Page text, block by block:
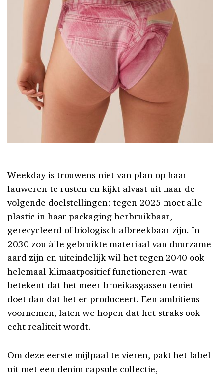
Weekday is trouwens niet van plan op haar
lauweren te rusten en kijkt alvast uit naar de
volgende doelstellingen: tegen 2025 moet alle
plastic in haar packaging herbruikbaar,
gerecycleerd of biologisch afbreekbaar zijn. In
2030 zou àlle gebruikte materiaal van duurzame
aard zijn en uiteindelijk wil het tegen 2040 ook
helemaal klimaatpositief functioneren -wat
betekent dat het meer broeikasgassen teniet
doet dan dat het er produceert. Een ambitieus
voornemen, laten we hopen dat het straks ook
echt realiteit wordt.
Om deze eerste mijlpaal te vieren, pakt het label
uit met een denim capsule collectie,